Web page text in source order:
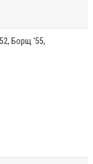
Борщ '55,